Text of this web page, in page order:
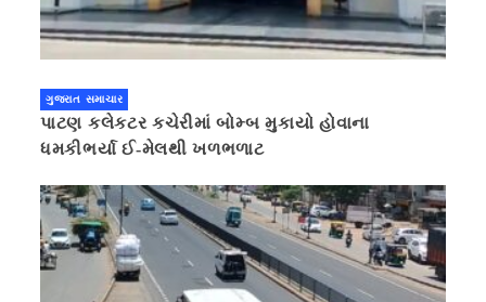
ગુજરાત સમાચાર
પાટણ કલેકટર કચેરીમાં બોમ્બ મુકાયો હોવાના
ધમકીભર્યા ઈ-મેલથી ખળભળાટ